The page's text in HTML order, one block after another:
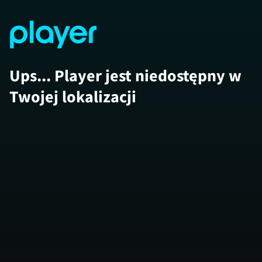
Ups... Player jest niedostępny w
Twojej lokalizacji